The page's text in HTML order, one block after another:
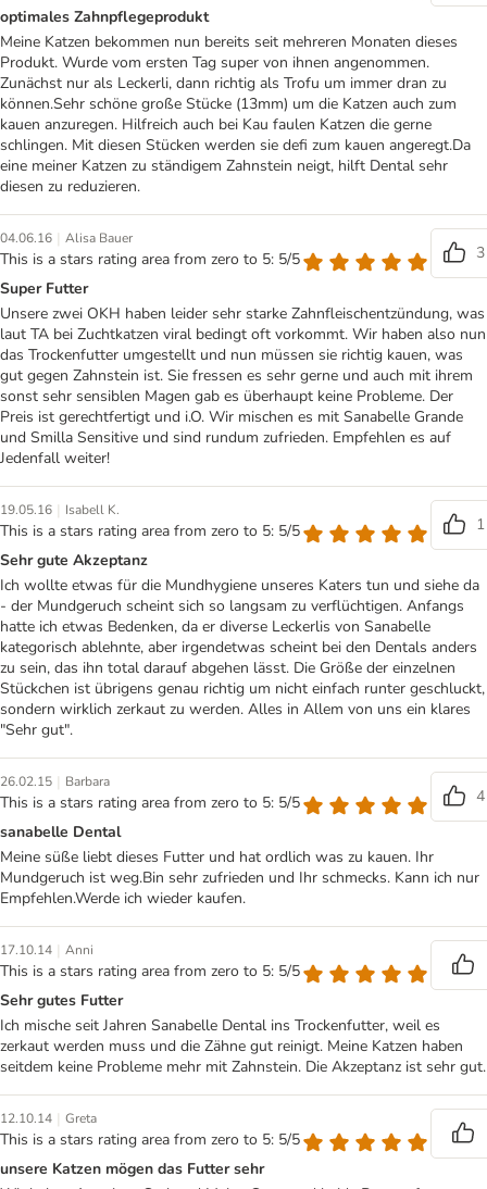
optimales Zahnpflegeprodukt
Meine Katzen bekommen nun bereits seit mehreren Monaten dieses
Produkt. Wurde vom ersten Tag super von ihnen angenommen.
Zunächst nur als Leckerli, dann richtig als Trofu um immer dran zu
können.Sehr schöne große Stücke (13mm) um die Katzen auch zum
kauen anzuregen. Hilfreich auch bei Kau faulen Katzen die gerne
schlingen. Mit diesen Stücken werden sie defi zum kauen angeregt.Da
eine meiner Katzen zu ständigem Zahnstein neigt, hilft Dental sehr
diesen zu reduzieren.
04.06.16 | Alisa Bauer
This is a stars rating area from zero to 5: 5/5
3
Super Futter
Unsere zwei OKH haben leider sehr starke Zahnfleischentzündung, was
laut TA bei Zuchtkatzen viral bedingt oft vorkommt. Wir haben also nun
das Trockenfutter umgestellt und nun müssen sie richtig kauen, was
gut gegen Zahnstein ist. Sie fressen es sehr gerne und auch mit ihrem
sonst sehr sensiblen Magen gab es überhaupt keine Probleme. Der
Preis ist gerechtfertigt und i.O. Wir mischen es mit Sanabelle Grande
und Smilla Sensitive und sind rundum zufrieden. Empfehlen es auf
Jedenfall weiter!
19.05.16 | Isabell K.
This is a stars rating area from zero to 5: 5/5
1
Sehr gute Akzeptanz
Ich wollte etwas für die Mundhygiene unseres Katers tun und siehe da
- der Mundgeruch scheint sich so langsam zu verflüchtigen. Anfangs
hatte ich etwas Bedenken, da er diverse Leckerlis von Sanabelle
kategorisch ablehnte, aber irgendetwas scheint bei den Dentals anders
zu sein, das ihn total darauf abgehen lässt. Die Größe der einzelnen
Stückchen ist übrigens genau richtig um nicht einfach runter geschluckt,
sondern wirklich zerkaut zu werden. Alles in Allem von uns ein klares
"Sehr gut".
26.02.15 | Barbara
This is a stars rating area from zero to 5: 5/5
4
sanabelle Dental
Meine süße liebt dieses Futter und hat ordlich was zu kauen. Ihr
Mundgeruch ist weg.Bin sehr zufrieden und Ihr schmecks. Kann ich nur
Empfehlen.Werde ich wieder kaufen.
17.10.14 | Anni
This is a stars rating area from zero to 5: 5/5
Sehr gutes Futter
Ich mische seit Jahren Sanabelle Dental ins Trockenfutter, weil es
zerkaut werden muss und die Zähne gut reinigt. Meine Katzen haben
seitdem keine Probleme mehr mit Zahnstein. Die Akzeptanz ist sehr gut.
12.10.14 | Greta
This is a stars rating area from zero to 5: 5/5
unsere Katzen mögen das Futter sehr